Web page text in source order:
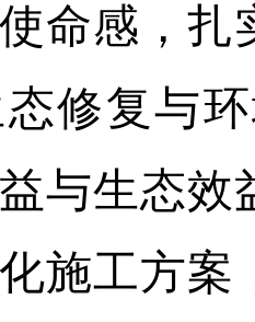
命感，
修复与
与生态
施工方